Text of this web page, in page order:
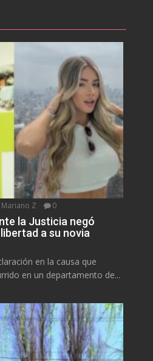
Mariano Z 0
la Justicia negó
a su novia
en la causa que
en un departamento de...